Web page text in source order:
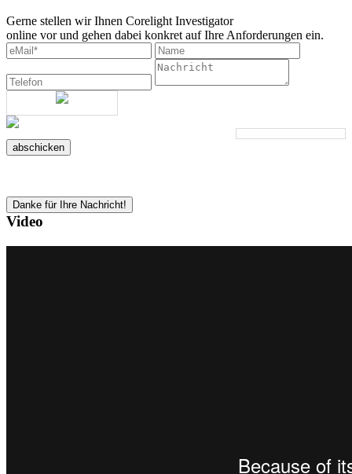
Gerne stellen wir Ihnen Corelight Investigator
online vor und gehen dabei konkret auf Ihre Anforderungen ein.
abschicken
Danke für Ihre Nachricht!
Video